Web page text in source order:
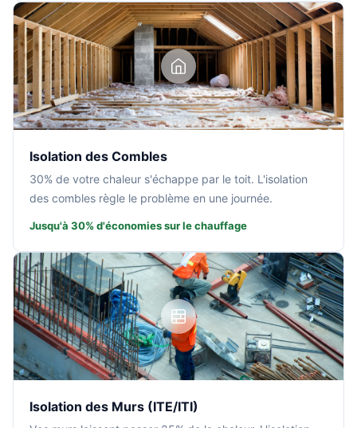
Isolation des Combles
30% de votre chaleur s'échappe par le toit. L'isolation
des combles règle le problème en une journée.
Jusqu'à 30% d'économies sur le chauffage
Isolation des Murs (ITE/ITI)